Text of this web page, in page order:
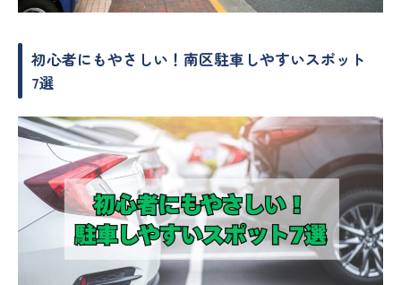
初心者にもやさしい！南区駐車しやすいスポット
7選